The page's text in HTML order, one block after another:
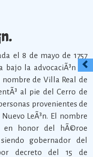
el 8 de mayo de 1757
bajo la advocaciÃ³n de
de Villa Real de
al pie del Cerro de
provenientes de
LeÃ³n. El nombre
en honor del hÃ©roe
gobernador del
decreto del 15 de